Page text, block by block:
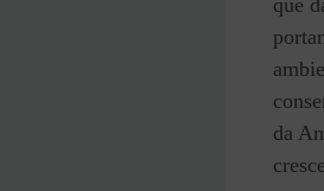
que
da